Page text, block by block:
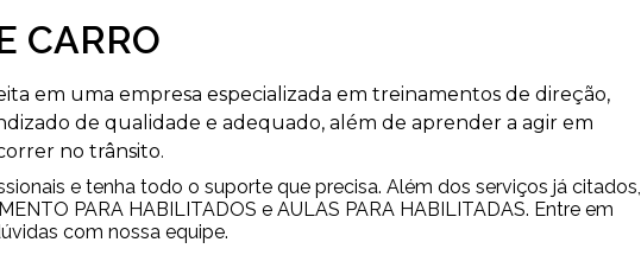
CARRO
em uma empresa especializada em treinamentos de direção,
de qualidade e adequado, além de aprender a agir em
no trânsito.
e tenha todo o suporte que precisa. Além dos serviços já citados,
PARA HABILITADOS e AULAS PARA HABILITADAS. Entre em
com nossa equipe.